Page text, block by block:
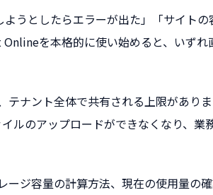
うとしたらエラーが出た」「サイト
を本格的に使い始めると、いずれ
ナント全体で共有される上限があり
ルのアップロードができなくなり、業
ジ容量の計算方法、現在の使用量の